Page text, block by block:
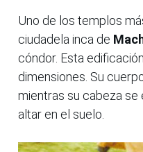
Uno de los templos
ciudadela inca de
cóndor. Esta
dimensiones. Su
mientras su cabeza se
altar en el suelo.